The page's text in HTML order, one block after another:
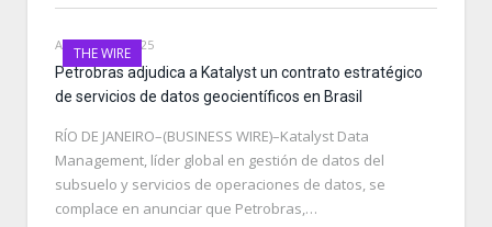
THE WIRE
AUGUST 27, 2025
Petrobras adjudica a Katalyst un contrato estratégico
de servicios de datos geocientíficos en Brasil
RÍO DE JANEIRO–(BUSINESS WIRE)–Katalyst Data
Management, líder global en gestión de datos del
subsuelo y servicios de operaciones de datos, se
complace en anunciar que Petrobras,…